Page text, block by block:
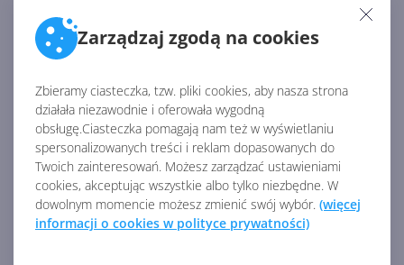
Zarządzaj zgodą na cookies
Zbieramy ciasteczka, tzw. pliki cookies, aby nasza strona
działała niezawodnie i oferowała wygodną
obsługę.Ciasteczka pomagają nam też w wyświetlaniu
spersonalizowanych treści i reklam dopasowanych do
Twoich zainteresowań. Możesz zarządzać ustawieniami
cookies, akceptując wszystkie albo tylko niezbędne. W
dowolnym momencie możesz zmienić swój wybór. (więcej
informacji o cookies w polityce prywatności)
potrzebny.
Źródło:
https://mspoweruser.com/windows-10-security-
update-torpedoes-australian-border-force/
AKTUALNOŚCI Z KATEGORII
PRZEGLĄDARKI I WYSZUKIWARKI